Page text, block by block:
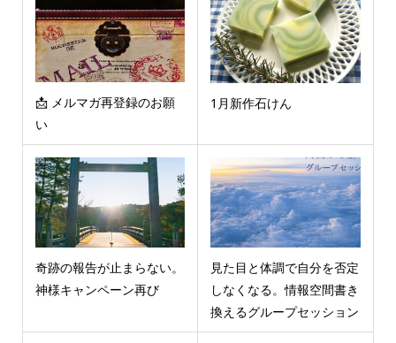
📩 メルマガ再登録のお願
い
1月新作石けん
奇跡の報告が止まらない。
神様キャンペーン再び
見た目と体調で自分を否定
しなくなる。情報空間書き
換えるグループセッション